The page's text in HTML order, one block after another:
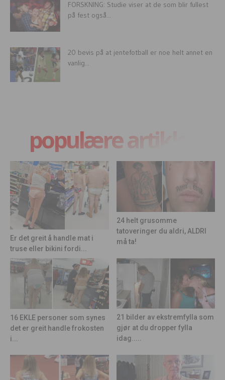
FORSKNING: Studie viser at de som blir fullest
på fest også...
20 bevis på at jentefotball er noe helt annet en
vanlig...
populære artikler
Er det greit å handle mat i
truse eller bikini fordi...
24 helt grusomme
tatoveringer du aldri, ALDRI
må ta!
16 EKLE personer som synes
det er greit handle frokosten
i...
21 bilder av ekstremfylla som
gjør at du dropper fylla
idag.....